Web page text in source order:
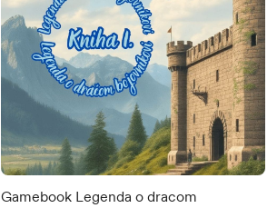
Gamebook Legenda o dracom